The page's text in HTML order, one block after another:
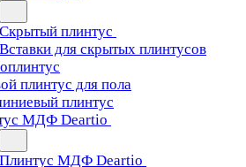
Скрытый плинтус
Вставки для скрытых плинтусов
плинтус для пола
плинтус
МДФ Deartio
Плинтус МДФ Deartio